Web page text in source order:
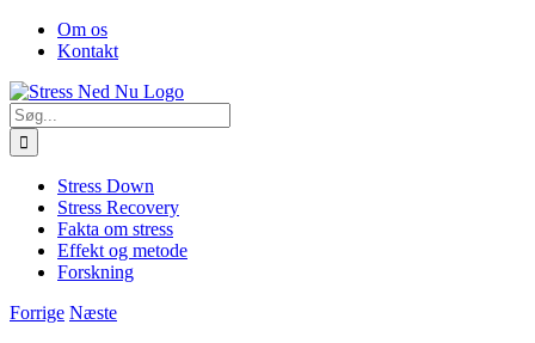
Skip
FacebookOm os
Kontakt
Søg
efter:
Stress Down
Stress Recovery
Fakta om stress
Effekt og metode
Forskning
Forrige Næste